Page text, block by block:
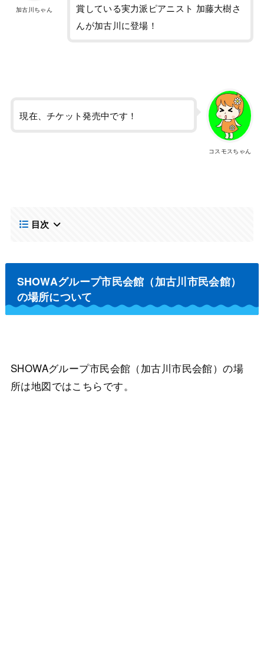
加古川ちゃん
賞している実力派ピアニスト 加藤大樹さ
んが加古川に登場！
コスモスちゃん
現在、チケット発売中です！
目次
SHOWAグループ市民会館（加古川市民会館）
の場所について
SHOWAグループ市民会館（加古川市民会館）の場
所は地図ではこちらです。